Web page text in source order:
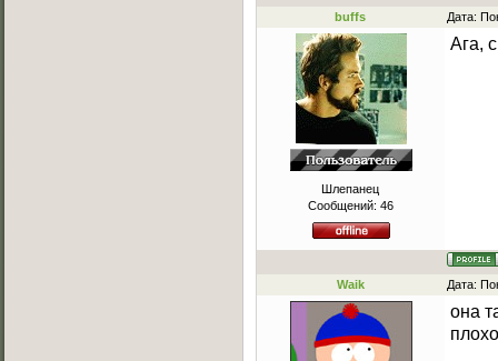
buffs Дата:
Шлепанец
Сообщений: 46
Ага,
Waik Дата:
она